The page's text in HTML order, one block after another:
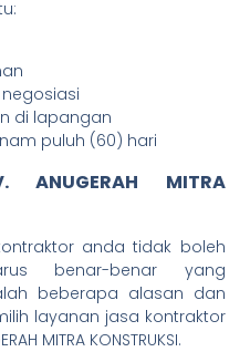
di lapangan
puluh (60) hari
MITRA
anda tidak boleh
benar-benar yang
beberapa alasan dan
layanan jasa kontraktor
MITRA KONSTRUKSI.